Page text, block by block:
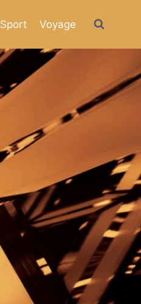
Sport Voyage